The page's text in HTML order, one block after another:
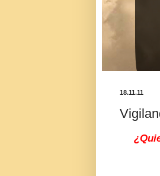
18.11.11